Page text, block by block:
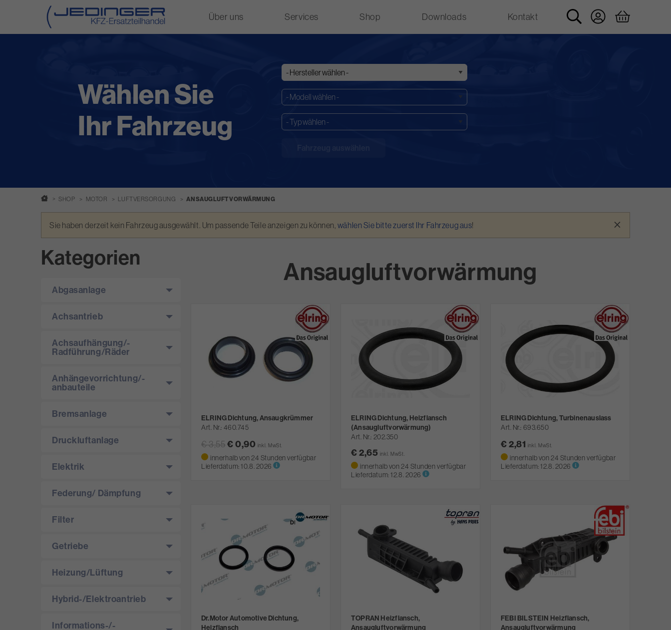
Über uns Services Shop Downloads Kontakt
Wählen Sie
Ihr Fahrzeug
SHOP MOTOR LUFTVERSORGUNG ANSAUGLUFTVORWÄRMUNG
Warnmeldung
Sie haben derzeit kein Fahrzeug ausgewählt. Um passende Teile anzeigen zu können, wählen Sie bitte zuerst Ihr Fahrzeug aus! ×
Ansaugluftvorwärmung
ELRING Dichtung, Ansaugkrümmer
Art. Nr. 460.745
€ 3,55 € 0,90 inkl. MwSt.
innerhalb von 24 Stunden verfügbar
Lieferdatum: 10.8. 2026
ELRING Dichtung, Heizflansch
(Ansaugluftvorwärmung)
Art. Nr. 202.350
€ 2,65 inkl. MwSt.
innerhalb von 24 Stunden verfügbar
Lieferdatum: 12.8. 2026
ELRING Dichtung, Turbinenauslass
Art. Nr. 693.650
€ 2,81 inkl. MwSt.
innerhalb von 24 Stunden verfügbar
Lieferdatum: 12.8. 2026
Dr.Motor Automotive Dichtung,
Heizflansch
TOPRAN Heizflansch,
Ansaugluftvorwärmung
FEBI BILSTEIN Heizflansch,
Ansaugluftvorwärmung
Kategorien
Abgasanlage
Achsantrieb
Achsaufhängung/­
Radführung/­Räder
Anhängevorrichtung/­-
anbauteile
Bremsanlage
Druckluftanlage
Elektrik
Federung/­ Dämpfung
Filter
Getriebe
Heizung/­Lüftung
Hybrid-/­Elektroantrieb
Informations-/­